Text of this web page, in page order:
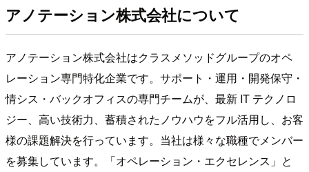
アノテーション株式会社について
アノテーション株式会社はクラスメソッドグループのオペ
レーション専門特化企業です。サポート・運用・開発保守・
情シス・バックオフィスの専門チームが、最新 IT テクノロ
ジー、高い技術力、蓄積されたノウハウをフル活用し、お客
様の課題解決を行っています。当社は様々な職種でメンバー
を募集しています。「オペレーション・エクセレンス」と